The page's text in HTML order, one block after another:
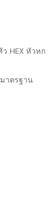
ว HEX หัวหก
มาตรฐาน